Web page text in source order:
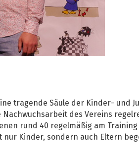
tragende Säule der Kinder- und
des Vereins
rund 40 regelmäßig am
Kinder, sondern auch Eltern